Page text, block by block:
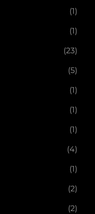
(1)
(1)
(23)
(5)
(1)
(1)
(1)
(4)
(1)
(2)
(2)